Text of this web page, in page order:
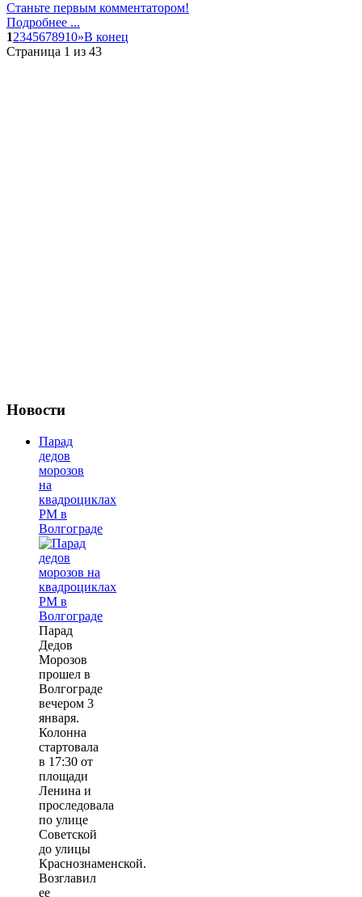
Станьте первым комментатором!
Подробнее ...
12345678910»В конец
Страница 1 из 43
Новости
Парад
дедов
морозов
на
квадроциклах
РМ в
Волгограде
Парад
Дедов
Морозов
прошел в
Волгограде
вечером 3
января.
Колонна
стартовала
в 17:30 от
площади
Ленина и
проследовала
по улице
Советской
до улицы
Краснознаменской.
Возглавил
ее